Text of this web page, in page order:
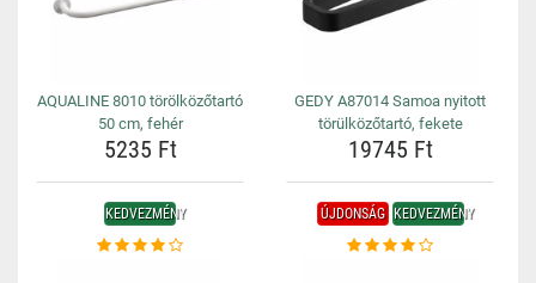
AQUALINE 8010 törölközőtartó
50 cm, fehér
5235 Ft
GEDY A87014 Samoa nyitott
törülközőtartó, fekete
19745 Ft
KEDVEZMÉNY ÚJDONSÁG KEDVEZMÉNY